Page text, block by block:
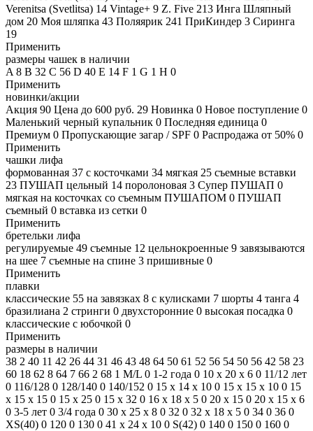
Verenitsa (Svetlitsa) 14 Vintage+ 9 Z. Five 213 Инга Шляпный
дом 20 Моя шляпка 43 Поляярик 241 ПриКиндер 3 Сиринга
19
Применить
размеры чашек в наличии
A 8 B 32 C 56 D 40 E 14 F 1 G 1 H 0
Применить
новинки/акции
Акция 90 Цена до 600 руб. 29 Новинка 0 Новое поступление 0
Маленький черный купальник 0 Последняя единица 0
Премиум 0 Пропускающие загар / SPF 0 Распродажа от 50% 0
Применить
чашки лифа
формованная 37 с косточками 34 мягкая 25 съемные вставки
23 ПУШАП цельный 14 поролоновая 3 Супер ПУШАП 0
мягкая на косточках со съемным ПУШАПОМ 0 ПУШАП
съемный 0 вставка из сетки 0
Применить
бретельки лифа
регулируемые 49 съемные 12 цельнокроенные 9 завязываются
на шее 7 съемные на спине 3 пришивные 0
Применить
плавки
классические 55 на завязках 8 с кулисками 7 шорты 4 танга 4
бразилиана 2 стринги 0 двухсторонние 0 высокая посадка 0
классические с юбочкой 0
Применить
размеры в наличии
38 2 40 11 42 26 44 31 46 43 48 64 50 61 52 56 54 50 56 42 58 23
60 18 62 8 64 7 66 2 68 1 M/L 0 1-2 года 0 10 х 20 х 6 0 11/12 лет
0 116/128 0 128/140 0 140/152 0 15 х 14 х 10 0 15 х 15 х 10 0 15
х 15 х 15 0 15 х 25 0 15 х 32 0 16 х 18 х 5 0 20 x 15 0 20 х 15 х 6
0 3-5 лет 0 3/4 года 0 30 х 25 х 8 0 32 0 32 х 18 х 5 0 34 0 36 0
XS(40) 0 120 0 130 0 41 х 24 х 10 0 S(42) 0 140 0 150 0 160 0